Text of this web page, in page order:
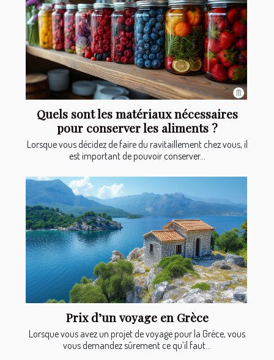
Quels sont les matériaux nécessaires
pour conserver les aliments ?
Lorsque vous décidez de faire du ravitaillement chez vous, il
est important de pouvoir conserver...
Prix d’un voyage en Grèce
Lorsque vous avez un projet de voyage pour la Grèce, vous
vous demandez sûrement ce qu’il faut...